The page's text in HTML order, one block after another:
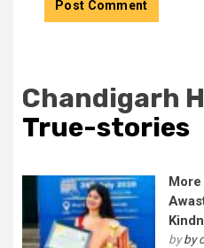
Chandigarh
True-stories
byby